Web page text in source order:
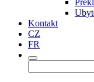
Kontakt
CZ
FR